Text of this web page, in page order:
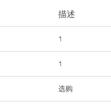
描述
1
1
选购